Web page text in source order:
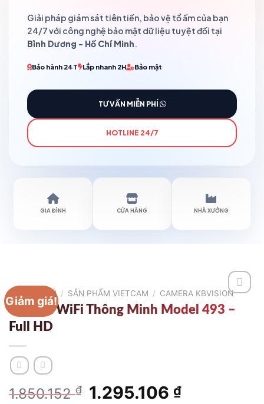
Giải pháp giám sát tiên tiến, bảo vệ tổ ấm của bạn
24/7 với công nghệ bảo mật dữ liệu tuyệt đối tại
Bình Dương - Hồ Chí Minh.
Bảo hành 24T Lắp nhanh 2H Bảo mật
TƯ VẤN MIỄN PHÍ
HOTLINE 24/7
GIA ĐÌNH CỬA HÀNG NHÀ XƯỞNG
Giảm giá!
TRANG CHỦ / SẢN PHẨM VIETCAM / CAMERA KBVISION
Camera WiFi Thông Minh Model 493 –
Full HD
1.850.152₫
Giá
1.295.106 ₫Giá